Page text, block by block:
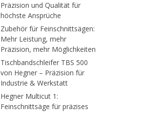
Präzision und Qualität für
höchste Ansprüche
Zubehör für Feinschnittsägen:
Mehr Leistung, mehr
Präzision, mehr Möglichkeiten
Tischbandschleifer TBS 500
von Hegner – Präzision für
Industrie & Werkstatt
Hegner Multicut 1:
Feinschnittsäge für präzises